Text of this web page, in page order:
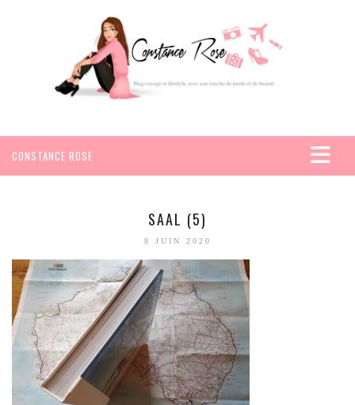
CONSTANCE ROSE
EGYPTE
SEYCHELLES
AMÉRIQUE
MEXIQUE
EUROPE
ESPAGNE
SAAL (5)
8 JUIN 2020